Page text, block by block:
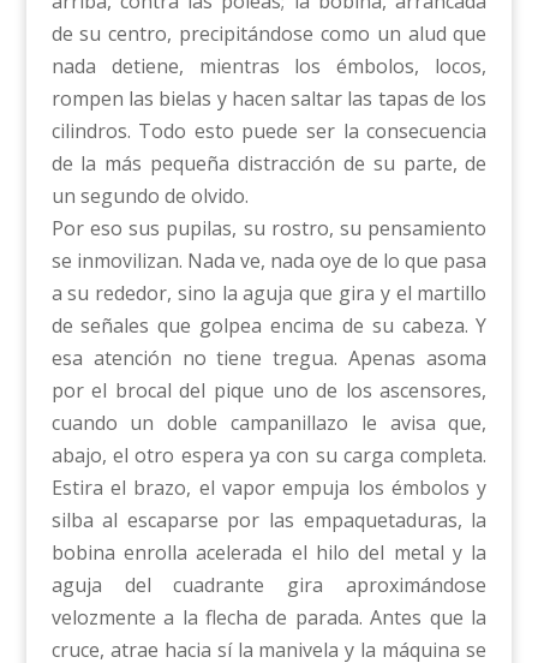
de su centro, precipitándose como un alud que
nada detiene, mientras los émbolos, locos,
rompen las bielas y hacen saltar las tapas de los
cilindros. Todo esto puede ser la consecuencia
de la más pequeña distracción de su parte, de
un segundo de olvido.
Por eso sus pupilas, su rostro, su pensamiento
se inmovilizan. Nada ve, nada oye de lo que pasa
a su rededor, sino la aguja que gira y el martillo
de señales que golpea encima de su cabeza. Y
esa atención no tiene tregua. Apenas asoma
por el brocal del pique uno de los ascensores,
cuando un doble campanillazo le avisa que,
abajo, el otro espera ya con su carga completa.
Estira el brazo, el vapor empuja los émbolos y
silba al escaparse por las empaquetaduras, la
bobina enrolla acelerada el hilo del metal y la
aguja del cuadrante gira aproximándose
velozmente a la flecha de parada. Antes que la
cruce, atrae hacia sí la manivela y la máquina se